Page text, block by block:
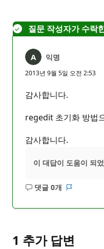
질문 작성자가 수락
익명
2013년 9월 5일 오전 2:53
감사합니다.
regedit 초기화 방법
감사합니다.
이 대답이 도움이 되
댓글 0개
설
1 추가 답변